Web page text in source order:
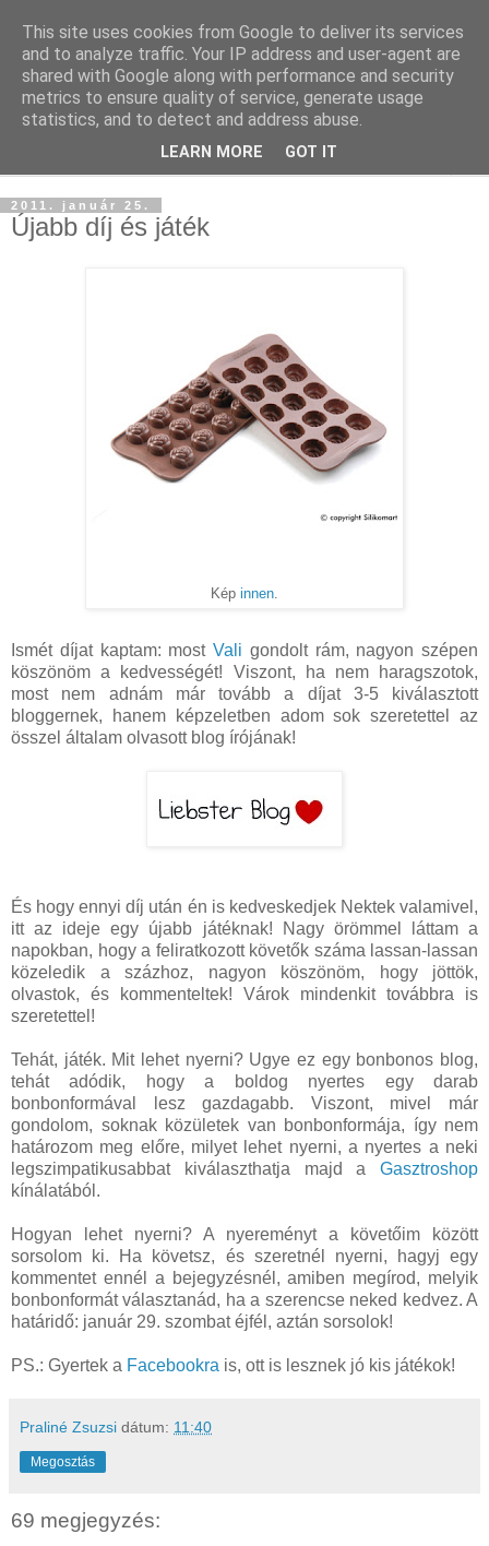
2011. január 25.
Újabb díj és játék
Kép innen.
Ismét díjat kaptam: most Vali gondolt rám, nagyon szépen
köszönöm a kedvességét! Viszont, ha nem haragszotok,
most nem adnám már tovább a díjat 3-5 kiválasztott
bloggernek, hanem képzeletben adom sok szeretettel az
összel általam olvasott blog írójának!
És hogy ennyi díj után én is kedveskedjek Nektek valamivel,
itt az ideje egy újabb játéknak! Nagy örömmel láttam a
napokban, hogy a feliratkozott követők száma lassan-lassan
közeledik a százhoz, nagyon köszönöm, hogy jöttök,
olvastok, és kommenteltek! Várok mindenkit továbbra is
szeretettel!
Tehát, játék. Mit lehet nyerni? Ugye ez egy bonbonos blog,
tehát adódik, hogy a boldog nyertes egy darab
bonbonformával lesz gazdagabb. Viszont, mivel már
gondolom, soknak közületek van bonbonformája, így nem
határozom meg előre, milyet lehet nyerni, a nyertes a neki
legszimpatikusabbat kiválaszthatja majd a Gasztroshop
kínálatából.
Hogyan lehet nyerni? A nyereményt a követőim között
sorsolom ki. Ha követsz, és szeretnél nyerni, hagyj egy
kommentet ennél a bejegyzésnél, amiben megírod, melyik
bonbonformát választanád, ha a szerencse neked kedvez. A
határidő: január 29. szombat éjfél, aztán sorsolok!
PS.: Gyertek a Facebookra is, ott is lesznek jó kis játékok!
Praliné Zsuzsi dátum: 11:40
Megosztás
69 megjegyzés:
This site uses cookies from Google to deliver its services
and to analyze traffic. Your IP address and user-agent are
shared with Google along with performance and security
metrics to ensure quality of service, generate usage
statistics, and to detect and address abuse.
LEARN MORE GOT IT